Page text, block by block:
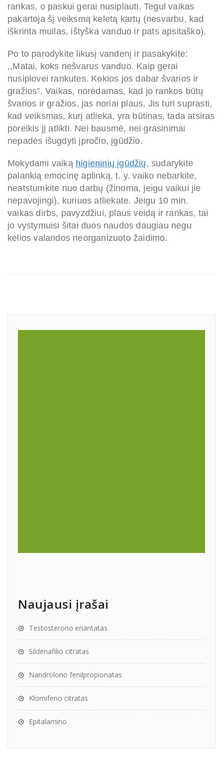
rankas, o paskui gerai nusiplauti. Tegul vaikas
pakartoja šį veiksmą keletą kartų (nesvarbu, kad
iškrinta muilas, ištyška vanduo ir pats apsitaško).
Po to parodykite likusį vandenį ir pasakykite:
,,Matai, koks nešvarus vanduo. Kaip gerai
nusiplovei rankutes. Kokios jos dabar švarios ir
gražios”. Vaikas, norėdamas, kad jo rankos būtų
švarios ir gražios, jas noriai plaus. Jis turi suprasti,
kad veiksmas, kurį atlieka, yra būtinas, tada atsiras
poreikis jį atlikti. Nei bausmė, nei grasinimai
nepadės išugdyti įpročio, įgūdžio.
Mokydami vaiką higieninių įgūdžių, sudarykite
palankią emocinę aplinką, t. y. vaiko nebarkite,
neatstumkite nuo darbų (žinoma, jeigu vaikui jie
nepavojingi), kuriuos atliekate. Jeigu 10 min.
vaikas dirbs, pavyzdžiui, plaus veidą ir rankas, tai
jo vystymuisi šitai duos naudos daugiau negu
kelios valandos neorganizuoto žaidimo.
Naujausi įrašai
Testosterono enantatas
Sildenafilio citratas
Nandrolono fenilpropionatas
Klomifeno citratas
Epitalamino